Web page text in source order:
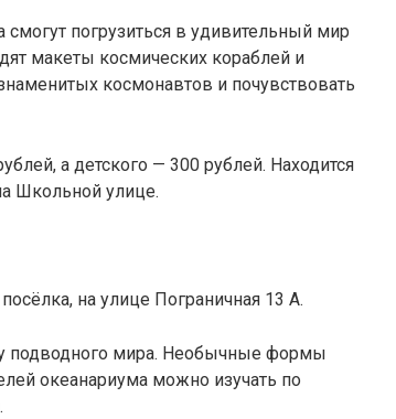
смогут погрузиться в удивительный мир
макеты космических кораблей и
космонавтов и почувствовать
а детского — 300 рублей. Находится
Школьной улице.
на улице Пограничная 13 А.
подводного мира. Необычные формы
океанариума можно изучать по